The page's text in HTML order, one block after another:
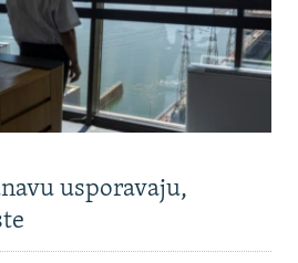
usporavaju,